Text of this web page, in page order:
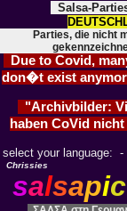
Salsa-
Parties, die nicht
Due to Covid,
don�t exist
"Archivbilder:
haben CoVid
select your language:
Chrissies
salsapic